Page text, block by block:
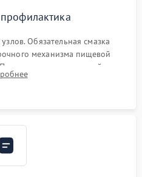
Обязательная смазка
механизма пищевой
программной
от кофейных масел.